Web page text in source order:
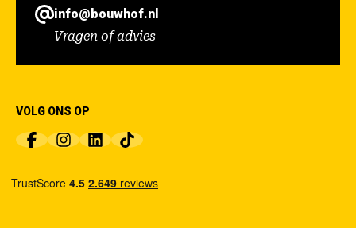
info@bouwhof.nl
Vragen of advies
VOLG ONS OP